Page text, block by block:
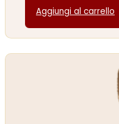
Aggiungi al carrello